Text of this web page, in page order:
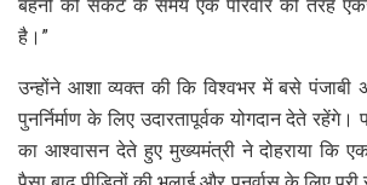
बहनों को संकट के समय एक परिवार की तरह
है।”
उन्होंने आशा व्यक्त की कि विश्वभर में बसे
पुनर्निर्माण के लिए उदारतापूर्वक योगदान देते रहेंगे।
का आश्वासन देते हुए मुख्यमंत्री ने दोहराया कि